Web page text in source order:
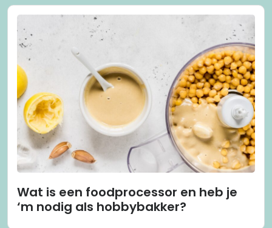
Wat is een foodprocessor en heb je
‘m nodig als hobbybakker?